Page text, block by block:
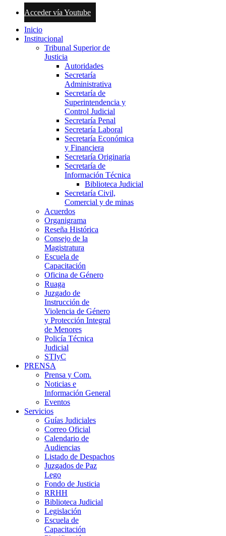
Acceder vía Youtube
Inicio
Institucional
Tribunal Superior de
Justicia
Autoridades
Secretaría
Administrativa
Secretaría de
Superintendencia y
Control Judicial
Secretaría Penal
Secretaría Laboral
Secretaría Económica
y Financiera
Secretaría Originaria
Secretaría de
Información Técnica
Biblioteca Judicial
Secretaría Civil,
Comercial y de minas
Acuerdos
Organigrama
Reseña Histórica
Consejo de la
Magistratura
Escuela de
Capacitación
Oficina de Género
Ruaga
Juzgado de
Instrucción de
Violencia de Género
y Protección Integral
de Menores
Policía Técnica
Judicial
STIyC
PRENSA
Prensa y Com.
Noticias e
Información General
Eventos
Servicios
Guías Judiciales
Correo Oficial
Calendario de
Audiencias
Listado de Despachos
Juzgados de Paz
Lego
Fondo de Justicia
RRHH
Biblioteca Judicial
Legislación
Escuela de
Capacitación